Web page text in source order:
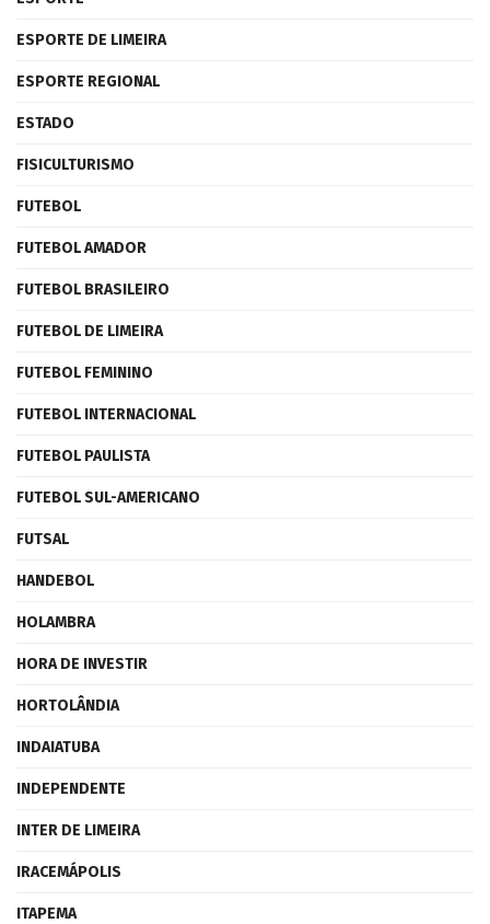
ESPORTE DE LIMEIRA
ESPORTE REGIONAL
ESTADO
FISICULTURISMO
FUTEBOL
FUTEBOL AMADOR
FUTEBOL BRASILEIRO
FUTEBOL DE LIMEIRA
FUTEBOL FEMININO
FUTEBOL INTERNACIONAL
FUTEBOL PAULISTA
FUTEBOL SUL-AMERICANO
FUTSAL
HANDEBOL
HOLAMBRA
HORA DE INVESTIR
HORTOLÂNDIA
INDAIATUBA
INDEPENDENTE
INTER DE LIMEIRA
IRACEMÁPOLIS
ITAPEMA